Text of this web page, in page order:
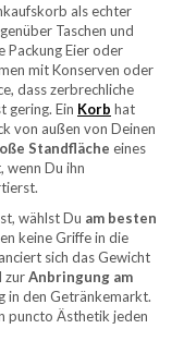
als echter
Taschen und
Packung Eier oder
mit Konserven oder
dass zerbrechliche
gering. Ein Korb hat
von außen von Deinen
Standfläche eines
wenn Du ihn
wählst Du am besten
keine Griffe in die
sich das Gewicht
zurAnbringung am
in den Getränkemarkt.
puncto Ästhetik jeden